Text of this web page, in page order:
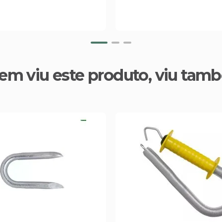
viu este produto, viu